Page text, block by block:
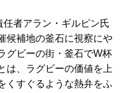
者アラン・ギルピン氏
候補地の釜石に視察にや
グビーの街・釜石でW杯
は、ラグビーの価値を上
くすぐるような熱弁をふ